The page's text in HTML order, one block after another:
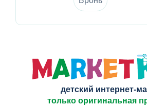
детский интернет-
только оригинальная